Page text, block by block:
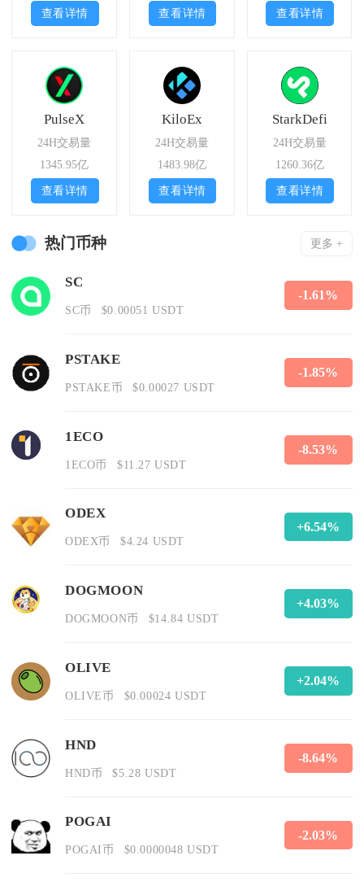
查看详情 查看详情 查看详情
PulseX
24H交易量
1345.95亿
查看详情
KiloEx
24H交易量
1483.98亿
查看详情
StarkDefi
24H交易量
1260.36亿
查看详情
热门币种 更多 +
SC
SC币 $0.00051 USDT
-1.61%
PSTAKE
PSTAKE币 $0.00027 USDT
-1.85%
1ECO
1ECO币 $11.27 USDT
-8.53%
ODEX
ODEX币 $4.24 USDT
+6.54%
DOGMOON
DOGMOON币 $14.84 USDT
+4.03%
OLIVE
OLIVE币 $0.00024 USDT
+2.04%
HND
HND币 $5.28 USDT
-8.64%
POGAI
POGAI币 $0.0000048 USDT
-2.03%